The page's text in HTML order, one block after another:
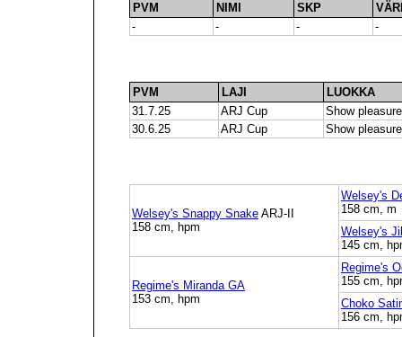
PVM NIMI SKP
-
- - -
PVM LAJI
LUOKKA
31.7.25
ARJ Cup
Show pleasure
30.6.25
ARJ Cup Show pleasure
Welsey's Snappy SnakeARJ-II
158 cm, hpm
Welsey's
158 cm, m
Welsey's
145 cm,
Regime's Miranda GA
153 cm, hpm
Regime's
155 cm,
Choko
156 cm,